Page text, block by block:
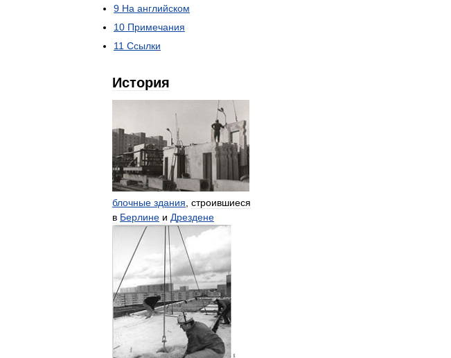
9 На английском
10 Примечания
11 Ссылки
История
блочные здания, строившиеся
в Берлине и Дрездене